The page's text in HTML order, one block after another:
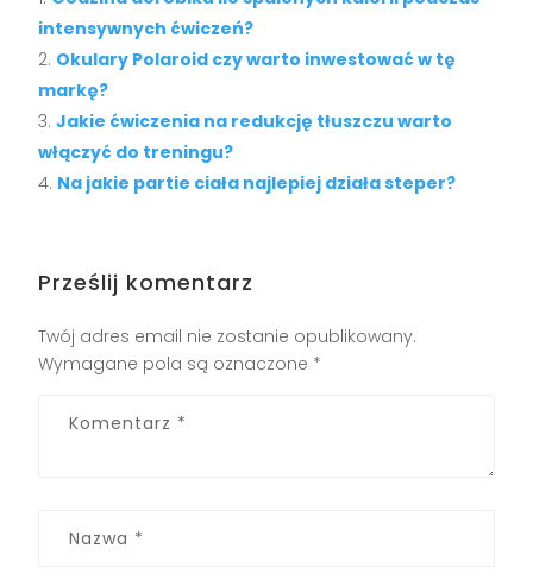
intensywnych ćwiczeń?
Okulary Polaroid czy warto inwestować w tę
markę?
Jakie ćwiczenia na redukcję tłuszczu warto
włączyć do treningu?
Na jakie partie ciała najlepiej działa steper?
Prześlij komentarz
Twój adres email nie zostanie opublikowany.
Wymagane pola są oznaczone *